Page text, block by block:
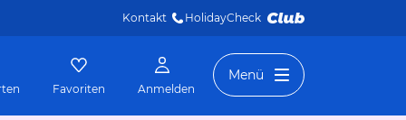
Kontakt HolidayCheck
Favoriten Anmelden
Menü